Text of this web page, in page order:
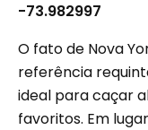
-73.982997
O fato de Nova
referência
ideal para caçar
favoritos. Em